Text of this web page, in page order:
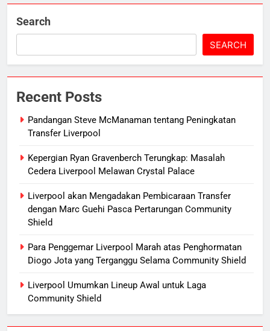
Search
SEARCH
Recent Posts
Pandangan Steve McManaman tentang Peningkatan
Transfer Liverpool
Kepergian Ryan Gravenberch Terungkap: Masalah
Cedera Liverpool Melawan Crystal Palace
Liverpool akan Mengadakan Pembicaraan Transfer
dengan Marc Guehi Pasca Pertarungan Community
Shield
Para Penggemar Liverpool Marah atas Penghormatan
Diogo Jota yang Terganggu Selama Community Shield
Liverpool Umumkan Lineup Awal untuk Laga
Community Shield